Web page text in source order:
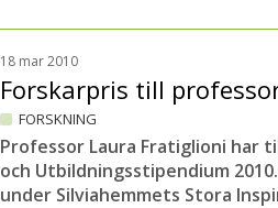
18 mar 2010
Forskarpris till
FORSKNING
Professor Laura Fratiglioni har
och Utbildningsstipendium
under Silviahemmets Stora